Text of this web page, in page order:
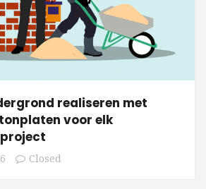
realiseren met
voor elk
Closed